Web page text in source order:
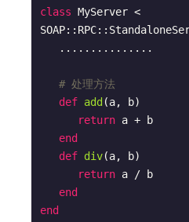
class MyServer <
SOAP::RPC::
# 处理方法
def add (a, b)
return a + b
end
def div(a, b)
return a / b
end
end